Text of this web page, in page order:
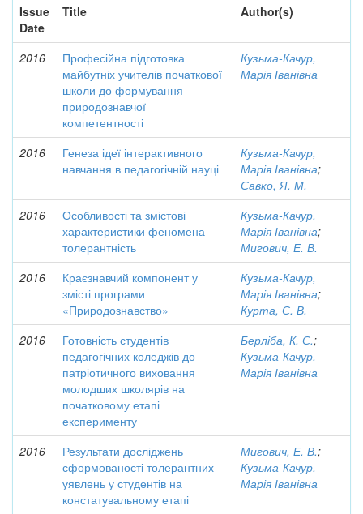
Issue
Date
Title Author(s)
2016
Професійна підготовка
майбутніх учителів початкової
школи до формування
природознавчої
компетентності
Кузьма-Качур,
Марія Іванівна
2016
Генеза ідеї інтерактивного
навчання в педагогічній науці
Кузьма-Качур,
Марія Іванівна;
Савко, Я. М.
2016
Особливості та змістові
характеристики феномена
толерантність
Кузьма-Качур,
Марія Іванівна;
Мигович, Е. В.
2016
Краєзнавчий компонент у
змісті програми
«Природознавство»
Кузьма-Качур,
Марія Іванівна;
Курта, С. В.
2016
Готовність студентів
педагогічних коледжів до
патріотичного виховання
молодших школярів на
початковому етапі
експерименту
Берліба, К. С.;
Кузьма-Качур,
Марія Іванівна
2016
Результати досліджень
сформованості толерантних
уявлень у студентів на
констатувальному етапі
Мигович, Е. В.;
Кузьма-Качур,
Марія Іванівна